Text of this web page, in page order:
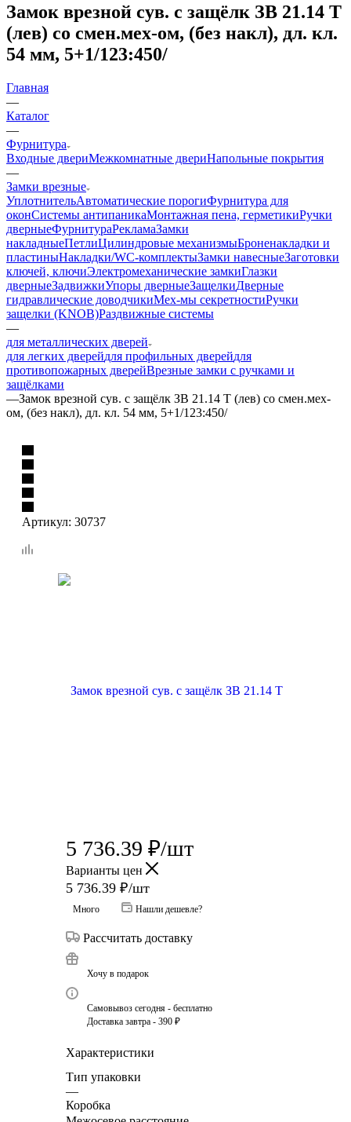
Замок врезной сув. с защёлк ЗВ 21.14 Т
(лев) со смен.мех-ом, (без накл), дл. кл.
54 мм, 5+1/123:450/
Главная
—
Каталог
—
Фурнитура
Входные двериМежкомнатные двериНапольные покрытия
—
Замки врезные
УплотнительАвтоматические порогиФурнитура для
оконСистемы антипаникаМонтажная пена, герметикиРучки
дверныеФурнитураРекламаЗамки
накладныеПетлиЦилиндровые механизмыБроненакладки и
пластиныНакладки/WC-комплектыЗамки навесныеЗаготовки
ключей, ключиЭлектромеханические замкиГлазки
дверныеЗадвижкиУпоры дверныеЗащелкиДверные
гидравлические доводчикиМех-мы секретностиРучки
защелки (KNOB)Раздвижные системы
—
для металлических дверей
для легких дверейдля профильных дверейдля
противопожарных дверейВрезные замки с ручками и
защёлками
—Замок врезной сув. с защёлк ЗВ 21.14 Т (лев) со смен.мех-
ом, (без накл), дл. кл. 54 мм, 5+1/123:450/
Артикул: 30737
5 736.39 ₽/шт
Варианты цен
5 736.39 ₽/шт
Много Нашли дешевле?
Рассчитать доставку
Хочу в подарок
Самовывоз сегодня - бесплатно
Доставка завтра - 390 ₽
Характеристики
Тип упаковки
—
Коробка